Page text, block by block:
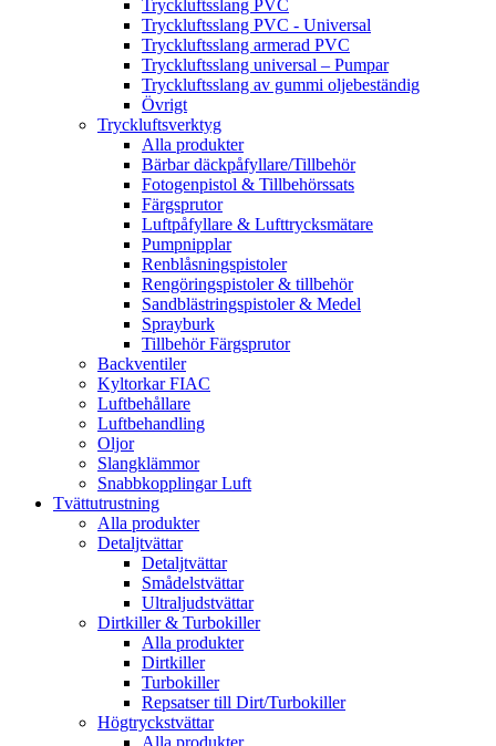
Tryckluftsslang PVC
Tryckluftsslang PVC - Universal
Tryckluftsslang armerad PVC
Tryckluftsslang universal – Pumpar
Tryckluftsslang av gummi oljebeständig
Övrigt
Tryckluftsverktyg
Alla produkter
Bärbar däckpåfyllare/Tillbehör
Fotogenpistol & Tillbehörssats
Färgsprutor
Luftpåfyllare & Lufttrycksmätare
Pumpnipplar
Renblåsningspistoler
Rengöringspistoler & tillbehör
Sandblästringspistoler & Medel
Sprayburk
Tillbehör Färgsprutor
Backventiler
Kyltorkar FIAC
Luftbehållare
Luftbehandling
Oljor
Slangklämmor
Snabbkopplingar Luft
Tvättutrustning
Alla produkter
Detaljtvättar
Detaljtvättar
Smådelstvättar
Ultraljudstvättar
Dirtkiller & Turbokiller
Alla produkter
Dirtkiller
Turbokiller
Repsatser till Dirt/Turbokiller
Högtryckstvättar
Alla produkter